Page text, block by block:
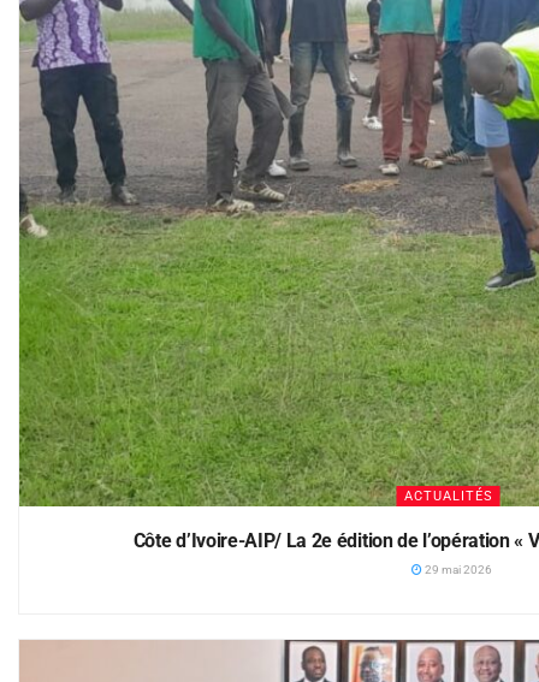
ACTUALITÉS
Côte d’Ivoire-AIP/ La 2e édition de l’opération «
29 mai 2026